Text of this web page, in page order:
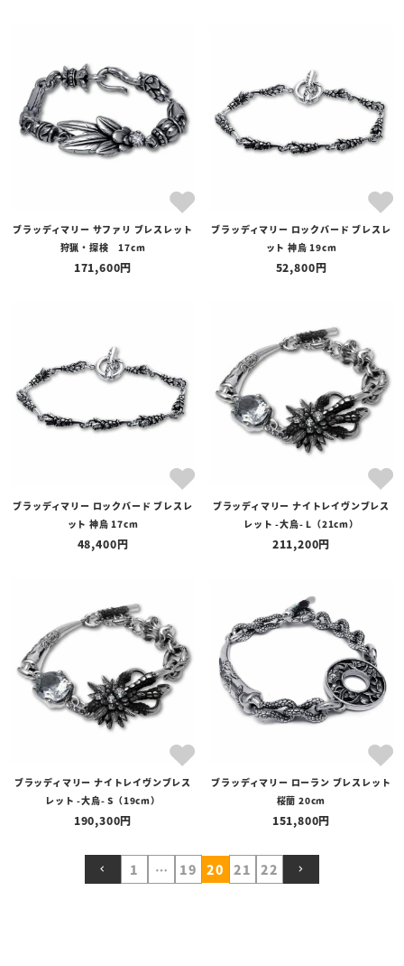
ブラッディマリー サファリ ブレスレット
狩猟・探検 17cm
171,600
ブラッディマリー ロックバード ブレスレ
ット 神烏 19cm
52,800
ブラッディマリー ロックバード ブレスレ
ット 神烏 17cm
48,400
ブラッディマリー ナイトレイヴンブレス
レット -大烏- L（21cm）
211,200
ブラッディマリー ナイトレイヴンブレス
レット -大烏- S（19cm）
190,300
ブラッディマリー ローラン ブレスレット
桜蘭 20cm
151,800
1 … 19 20 21 22